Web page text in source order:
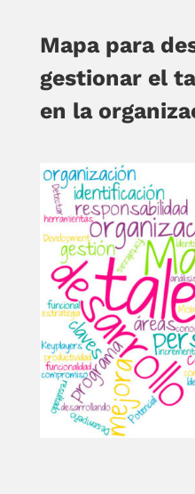
Mapa para
gestionar el
en la